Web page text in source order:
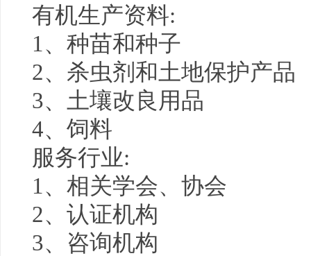
有机生产资料:
1、种苗和种子
2、杀虫剂和土地保护产品
3、土壤改良用品
4、饲料
服务行业:
1、相关学会、协会
2、认证机构
3、咨询机构